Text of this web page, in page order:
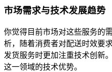
市场需求与技术发展趋势
你觉得目前市场对这些服务的
析，随着消费者对配送时效要
发货服务时更加注重技术创新
这一领域的技术优势。